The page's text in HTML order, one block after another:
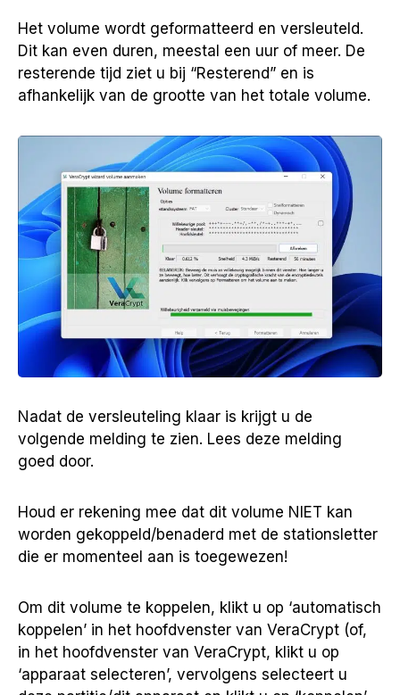
Het volume wordt geformatteerd en versleuteld.
Dit kan even duren, meestal een uur of meer. De
resterende tijd ziet u bij “Resterend” en is
afhankelijk van de grootte van het totale volume.
Nadat de versleuteling klaar is krijgt u de
volgende melding te zien. Lees deze melding
goed door.
Houd er rekening mee dat dit volume NIET kan
worden gekoppeld/benaderd met de stationsletter
die er momenteel aan is toegewezen!
Om dit volume te koppelen, klikt u op ‘automatisch
koppelen’ in het hoofdvenster van VeraCrypt (of,
in het hoofdvenster van VeraCrypt, klikt u op
‘apparaat selecteren’, vervolgens selecteert u